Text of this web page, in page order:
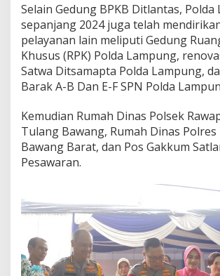
j
u
d
P
e
l
a
a
n
a
n
i
a
Selain Gedung BPKB Ditlantas, Polda
sepanjang 2024 juga telah
pelayanan lain meliputi Gedung
Khusus (RPK) Polda Lampung,
Satwa Ditsamapta Polda Lampung,
Barak A-B Dan E-F SPN Polda
Kemudian Rumah Dinas Polsek
Tulang Bawang, Rumah Dinas
Bawang Barat, dan Pos Gakkum
Pesawaran.